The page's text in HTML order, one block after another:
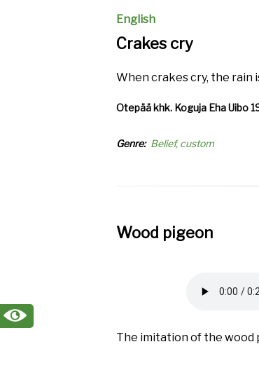
English
Crakes cry
When crakes cry, the rain
Otepää khk. Koguja Eha Uibo
Genre Belief, custom
Wood pigeon
The imitation of the wood